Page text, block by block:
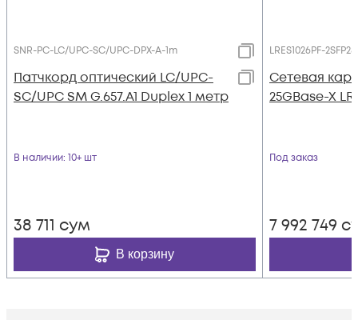
SNR-PC-LC/UPC-SC/UPC-DPX-A-1m
Патчкорд оптический LC/UPC-
SC/UPC SM G.657.A1 Duplex 1 метр
В наличии: 10+ шт
38 711 сум
В корзину
LRES1026PF-2SFP28
Сетевая
25GBase-X
Под заказ
7 992 749